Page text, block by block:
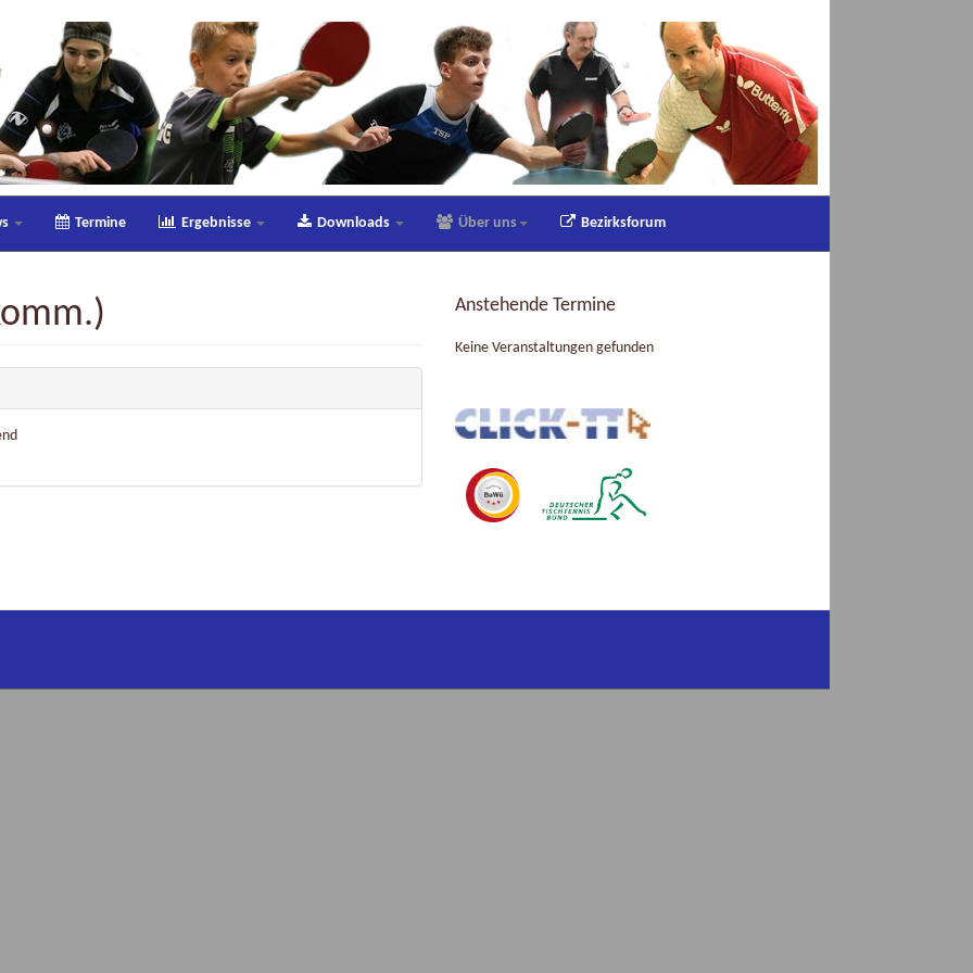
Termine Ergebnisse Downloads Über uns Bezirksforum
Anstehende Termine
Keine Veranstaltungen gefunden